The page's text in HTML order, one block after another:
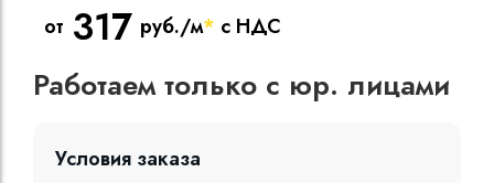
от 317 руб./м* с НДС
Работаем только с юр. лицами
Условия заказа